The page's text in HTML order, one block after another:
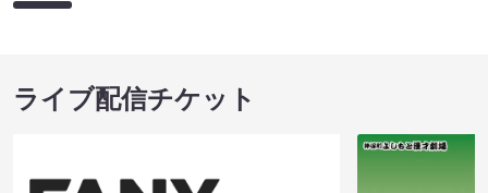
ライブ配信チケット